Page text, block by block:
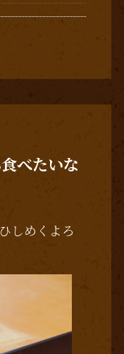
べたいな
しめくよろ